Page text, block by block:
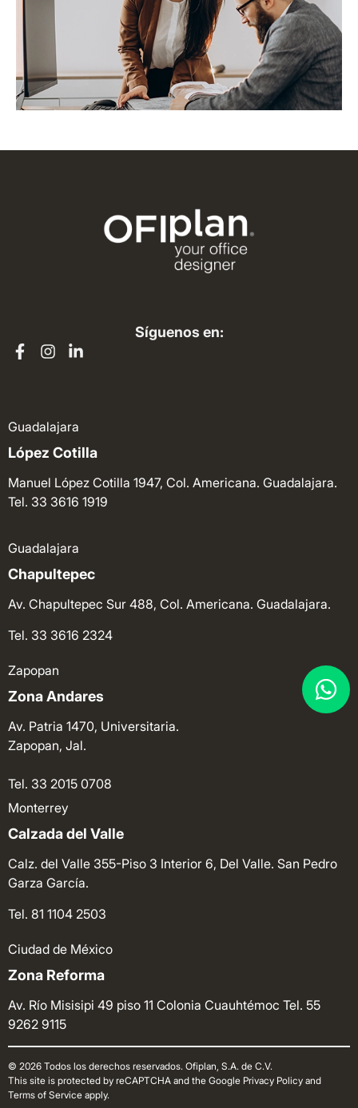
Síguenos en:
Guadalajara
López Cotilla
Manuel López Cotilla 1947, Col. Americana. Guadalajara.
Tel. 33 3616 1919
Guadalajara
Chapultepec
Av. Chapultepec Sur 488, Col. Americana. Guadalajara.
Tel. 33 3616 2324
Zapopan
Zona Andares
Av. Patria 1470, Universitaria.
Zapopan, Jal.
Tel. 33 2015 0708
Monterrey
Calzada del Valle
Calz. del Valle 355-Piso 3 Interior 6, Del Valle. San Pedro
Garza García.
Tel. 81 1104 2503
Ciudad de México
Zona Reforma
Av. Río Misisipi 49 piso 11 Colonia Cuauhtémoc Tel. 55
9262 9115
© 2026 Todos los derechos reservados. Ofiplan, S.A. de C.V.
This site is protected by reCAPTCHA and the Google Privacy Policy and
Terms of Service apply.